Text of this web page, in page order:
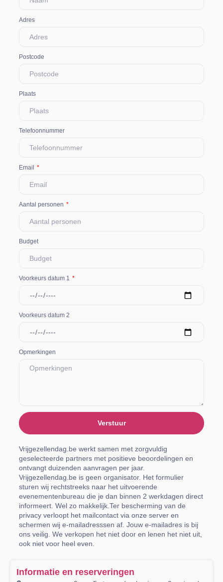
Adres
Postcode
Plaats
Telefoonnummer
Email
Aantal personen
Budget
Voorkeurs datum 1
Voorkeurs datum 2
Opmerkingen
Verstuur
Vrijgezellendag.be werkt samen met zorgvuldig
geselecteerde partners met positieve beoordelingen en
ontvangt duizenden aanvragen per jaar.
Vrijgezellendag.be is geen organisator. Het formulier
sturen wij rechtstreeks naar het uitvoerende
evenementenbureau die je dan binnen 2 werkdagen direct
informeert. Wel zo makkelijk.Ter bescherming van de
privacy verloopt het mailcontact via onze server en
schermen wij e-mailadresssen af. Jouw e-mailadres is bij
ons veilig. We verkopen het niet door en lenen het niet uit,
ook niet voor heel even.
Informatie en reserveringen